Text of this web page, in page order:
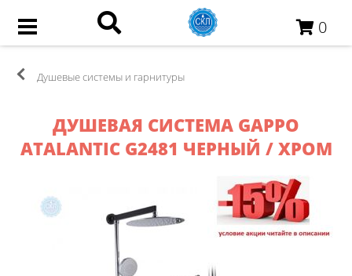
0
Душевые системы и гарнитуры
ДУШЕВАЯ СИСТЕМА GAPPO
ATALANTIC G2481 ЧЕРНЫЙ / ХРОМ